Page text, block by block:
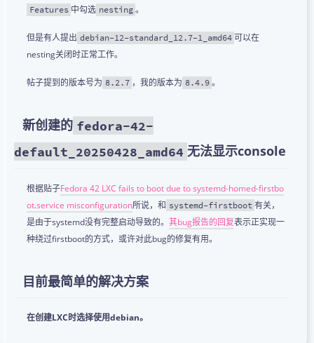
Features 中勾选 nesting 。
但是有人提出 debian-12-standard_12.7-1_amd64 可以在
nesting关闭时正常工作。
帖子提到的版本号为 8.2.7 ，我的版本为 8.4.9 。
新创建的 fedora-42-
default_20250428_amd64 无法显示console
根据贴子Fedora 42 LXC fails to boot due to systemd-homed-firstbo
ot.service misconfiguration所说，和 systemd-firstboot 有关，
是由于systemd没有完整启动导致的。 其bug报告的回复表示正实现一
种绕过firstboot的方式，或许对此bug的修复有用。
目前最简单的解决方案
在创建LXC时选择使用debian。